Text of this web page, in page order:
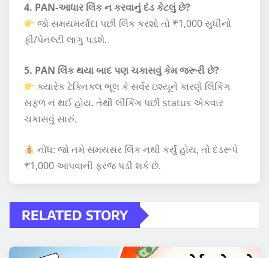
4. PAN-આધાર લિંક ન કરવાનું દંડ કેટલું છે?
જો સમયમર્યાદા પછી લિંક કરશો તો ₹1,000 સુધીનો
ફી/પેનલ્ટી લાગુ પડશે.
5. PAN લિંક થયા બાદ પણ ચકાસવું કેમ જરૂરી છે?
ક્યારેક ટેક્નિકલ ભૂલ કે સર્વર ઇશ્યૂને કારણે લિંકિંગ
સફળ ન થઈ હોય. તેથી લીંકિંગ પછી status એકવાર
ચકાસવું સારું.
નોંધ: જો તમે સમયસર લિંક નથી કર્યું હોય, તો દંડરૂપે
₹1,000 આપવાની ફરજ પડી શકે છે.
RELATED STORY